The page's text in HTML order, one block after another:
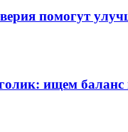
помогут
ищем